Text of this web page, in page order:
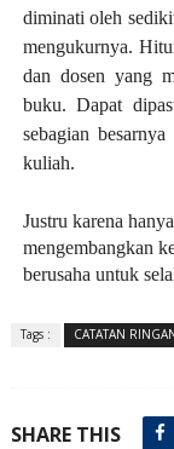
diminati oleh
mengukurnya.
dan dosen yang
buku. Dapat
sebagian
kuliah.
Justru karena
mengembangkan
berusaha untuk
Tags : CATATAN
SHARE THIS